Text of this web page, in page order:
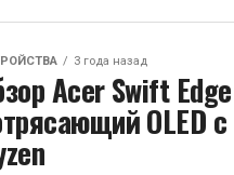
3 года назад
Acer Swift
OLED